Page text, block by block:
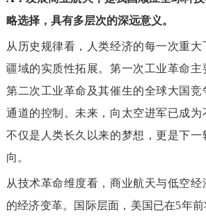
略选择，具有多层次的深远意义。
从历史规律看，人类经济的每一次重
疆域的实质性拓 展。第一次工业革命
第二次工业革命及其催生的全球大国
通道的控制。未来，向太空进军已成
不仅是人类长久以来的梦想，更是下
向。
从技术革命维度看，商业航天与低空
的经济变革。国际层面，美国已在5年